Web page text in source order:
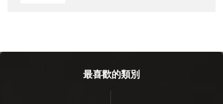
最喜歡的類別